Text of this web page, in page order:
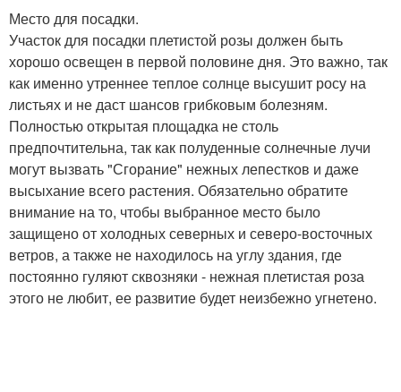
Место для посадки.
Участок для посадки плетистой розы должен быть
хорошо освещен в первой половине дня. Это важно, так
как именно утреннее теплое солнце высушит росу на
листьях и не даст шансов грибковым болезням.
Полностью открытая площадка не столь
предпочтительна, так как полуденные солнечные лучи
могут вызвать "Сгорание" нежных лепестков и даже
высыхание всего растения. Обязательно обратите
внимание на то, чтобы выбранное место было
защищено от холодных северных и северо-восточных
ветров, а также не находилось на углу здания, где
постоянно гуляют сквозняки - нежная плетистая роза
этого не любит, ее развитие будет неизбежно угнетено.